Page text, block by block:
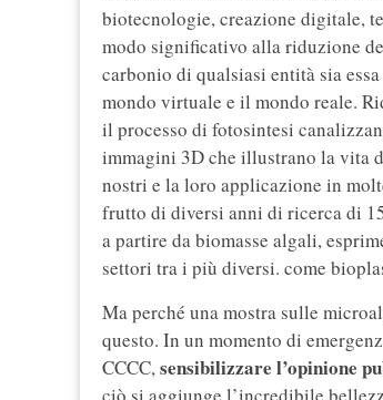
biotecnologie, creazione digitale,
modo significativo alla riduzione
carbonio di qualsiasi entità sia
mondo virtuale e il mondo reale.
il processo di fotosintesi
immagini 3D che illustrano la vita
nostri e la loro applicazione in
frutto di diversi anni di ricerca di
a partire da biomasse algali,
settori tra i più diversi. come
Ma perché una mostra sulle
questo. In un momento di
CCCC,sensibilizzare l’opinione